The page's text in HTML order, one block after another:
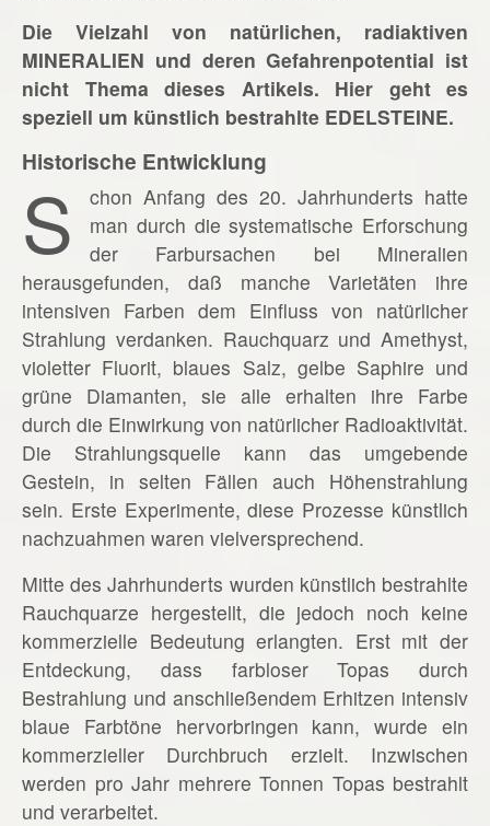
Die Vielzahl von natürlichen, radiaktiven
MINERALIEN und deren Gefahrenpotential ist
nicht Thema dieses Artikels. Hier geht es
speziell um künstlich bestrahlte EDELSTEINE.
Historische Entwicklung
S
chon Anfang des 20. Jahrhunderts hatte
man durch die systematische Erforschung
der Farbursachen bei Mineralien
herausgefunden, daß manche Varietäten ihre
intensiven Farben dem Einfluss von natürlicher
Strahlung verdanken. Rauchquarz und Amethyst,
violetter Fluorit, blaues Salz, gelbe Saphire und
grüne Diamanten, sie alle erhalten ihre Farbe
durch die Einwirkung von natürlicher Radioaktivität.
Die Strahlungsquelle kann das umgebende
Gestein, in selten Fällen auch Höhenstrahlung
sein. Erste Experimente, diese Prozesse künstlich
nachzuahmen waren vielversprechend.
Mitte des Jahrhunderts wurden künstlich bestrahlte
Rauchquarze hergestellt, die jedoch noch keine
kommerzielle Bedeutung erlangten. Erst mit der
Entdeckung, dass farbloser Topas durch
Bestrahlung und anschließendem Erhitzen intensiv
blaue Farbtöne hervorbringen kann, wurde ein
kommerzieller Durchbruch erzielt. Inzwischen
werden pro Jahr mehrere Tonnen Topas bestrahlt
und verarbeitet.